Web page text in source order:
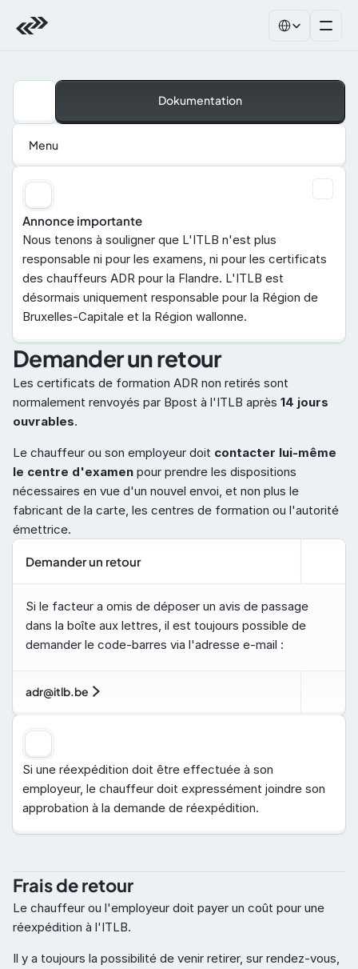
Dokumentation
Menu
Annonce importante
Nous tenons à souligner que L'ITLB n'est plus
responsable ni pour les examens, ni pour les certificats
des chauffeurs ADR pour la Flandre. L'ITLB est
désormais uniquement responsable pour la Région de
Bruxelles-Capitale et la Région wallonne.
Demander un retour
Les certificats de formation ADR non retirés sont
normalement renvoyés par Bpost à l'ITLB après 14 jours
ouvrables.
Le chauffeur ou son employeur doit contacter lui-même
le centre d'examen pour prendre les dispositions
nécessaires en vue d'un nouvel envoi, et non plus le
fabricant de la carte, les centres de formation ou l'autorité
émettrice.
Demander un retour
Si le facteur a omis de déposer un avis de passage
dans la boîte aux lettres, il est toujours possible de
demander le code-barres via l'adresse e-mail :
adr@itlb.be
Si une réexpédition doit être effectuée à son
employeur, le chauffeur doit expressément joindre son
approbation à la demande de réexpédition.
Frais de retour
Le chauffeur ou l'employeur doit payer un coût pour une
réexpédition à l'ITLB.
Il y a toujours la possibilité de venir retirer, sur rendez-vous,